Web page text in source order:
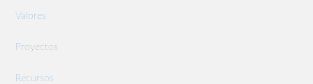
Valores
Proyectos
Recursos